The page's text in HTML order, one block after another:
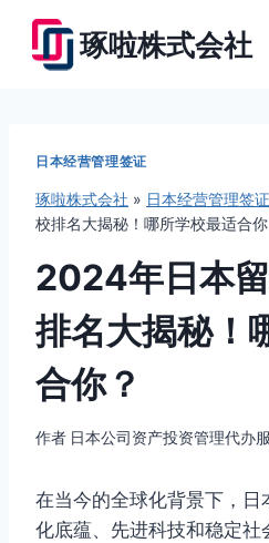
琢啦株式会社
日本经营管理签证
琢啦株式会社 » 日本经营管理签证
校排名大揭秘！哪所学校最适合你
2024年日本
排名大揭秘！
合你？
作者 日本公司资产投资管理代办
在当今的全球化背景下，日
化底蕴、先进科技和稳定